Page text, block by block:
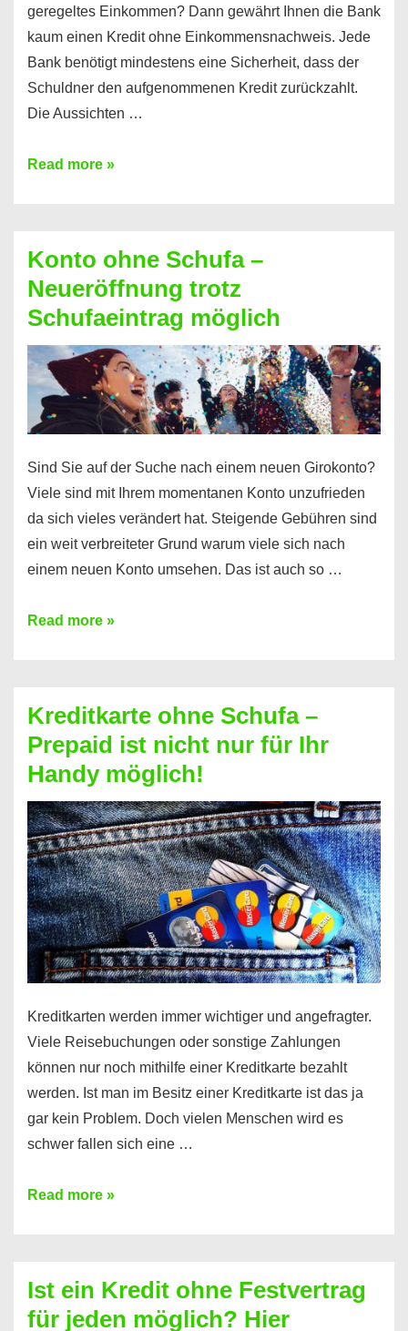
geregeltes Einkommen? Dann gewährt Ihnen die Bank
kaum einen Kredit ohne Einkommensnachweis. Jede
Bank benötigt mindestens eine Sicherheit, dass der
Schuldner den aufgenommenen Kredit zurückzahlt.
Die Aussichten …
Mit
Sie
einen
Kredit
ohne
Einkommensnachweis
Read more »
Konto ohne Schufa –
Neueröffnung trotz
Schufaeintrag möglich
Sind Sie auf der Suche nach einem neuen Girokonto?
Viele sind mit Ihrem momentanen Konto unzufrieden
da sich vieles verändert hat. Steigende Gebühren sind
ein weit verbreiteter Grund warum viele sich nach
einem neuen Konto umsehen. Das ist auch so …
Konto
Neueröffnung
trotz
Schufaeintrag
möglich
Read more »
Kreditkarte ohne Schufa –
Prepaid ist nicht nur für Ihr
Handy möglich!
Kreditkarten werden immer wichtiger und angefragter.
Viele Reisebuchungen oder sonstige Zahlungen
können nur noch mithilfe einer Kreditkarte bezahlt
werden. Ist man im Besitz einer Kreditkarte ist das ja
gar kein Problem. Doch vielen Menschen wird es
schwer fallen sich eine …
Kreditkarte
Prepaid
ist
Read more »
Ist ein Kredit ohne Festvertrag
für jeden möglich? Hier